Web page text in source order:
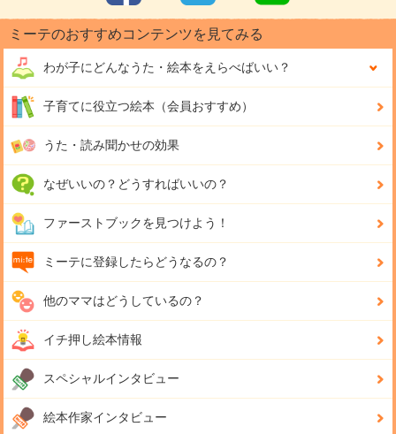
ミーテのおすすめコンテンツを見てみる
わが子にどんなうた・絵本をえらべばいい？
子育てに役立つ絵本（会員おすすめ）
うた・読み聞かせの効果
なぜいいの？どうすればいいの？
ファーストブックを見つけよう！
ミーテに登録したらどうなるの？
他のママはどうしているの？
イチ押し絵本情報
スペシャルインタビュー
絵本作家インタビュー